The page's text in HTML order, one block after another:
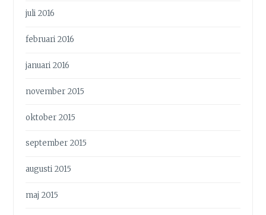
juli 2016
februari 2016
januari 2016
november 2015
oktober 2015
september 2015
augusti 2015
maj 2015